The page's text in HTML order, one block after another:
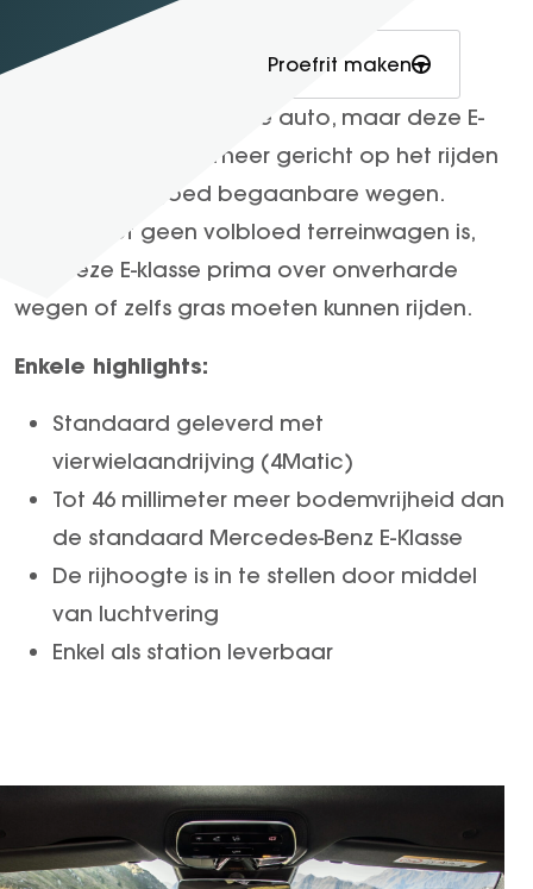
EQE
EQE SUV
EQS
EQS SUV
GLC Coupé
GLE
GLE Coupé
GLS
GT Coupé
VOYAH
Free
Dream
FUSO
Fuso Canter
Fuso eCanter
Gomes Select
Onze voorraad Proefrit maken
Het is in wezen dezelfde auto, maar deze E-
Klasse All-Terrain is meer gericht op het rijden
over minder goed begaanbare wegen.
Hoewel het geen volbloed terreinwagen is,
zou deze E-klasse prima over onverharde
wegen of zelfs gras moeten kunnen rijden.
Enkele highlights:
Standaard geleverd met
vierwielaandrijving (4Matic)
Tot 46 millimeter meer bodemvrijheid dan
de standaard Mercedes-Benz E-Klasse
De rijhoogte is in te stellen door middel
van luchtvering
Enkel als station leverbaar